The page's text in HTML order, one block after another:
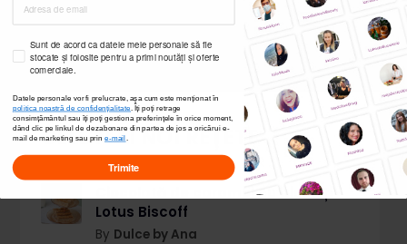
CELE MAI NOI REȚETE
Ciocolată de caramel cu biscuiți
Lotus Biscoff
By Dulce by Ana
Sunt de acord ca datele mele personale să fie
stocate și folosite pentru a primi noutăți și oferte
comerciale.
Datele personale vor fi prelucrate, așa cum este menționat în
politica noastră de confidențialitate . Îți poți retrage
consimțământul sau îți poți gestiona preferințele în orice moment,
dând clic pe linkul de dezabonare din partea de jos a oricărui e-
mail de marketing sau prine-mail
Trimite